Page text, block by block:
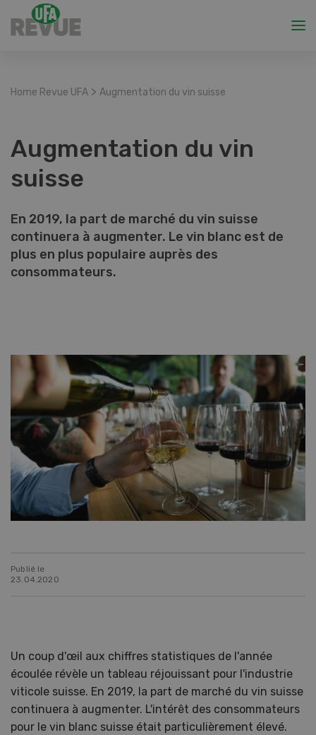
Home Revue UFA > Augmentation du vin suisse
Augmentation du vin
suisse
En 2019, la part de marché du vin suisse
continuera à augmenter. Le vin blanc est de
plus en plus populaire auprès des
consommateurs.
Publié le
23.04.2020
Un coup d'œil aux chiffres statistiques de l'année
écoulée révèle un tableau réjouissant pour l'industrie
viticole suisse. En 2019, la part de marché du vin suisse
continuera à augmenter. L'intérêt des consommateurs
pour le vin blanc suisse était particulièrement élevé.